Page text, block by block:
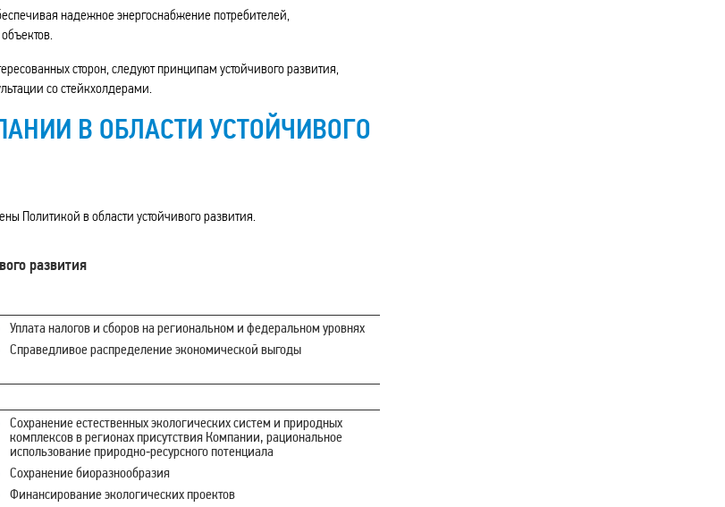
надежное энергоснабжение потребителей,
сторон, следуют принципам устойчивого развития,
со стейкхолдерами.
В ОБЛАСТИ УСТОЙЧИВОГО
Политикой в области устойчивого развития.
развития
Уплата налогов и сборов на региональном и федеральном уровнях
Справедливое распределение экономической выгоды
Сохранение естественных экологических систем и природных
комплексов в регионах присутствия Компании, рациональное
использование природно‑ресурсного потенциала
Сохранение биоразнообразия
Финансирование экологических проектов